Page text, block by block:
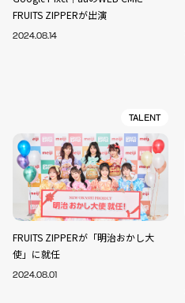
FRUITS ZIPPERが出演
2024.08.14
TALENT
FRUITS ZIPPERが「明治おかし大
使」に就任
2024.08.01